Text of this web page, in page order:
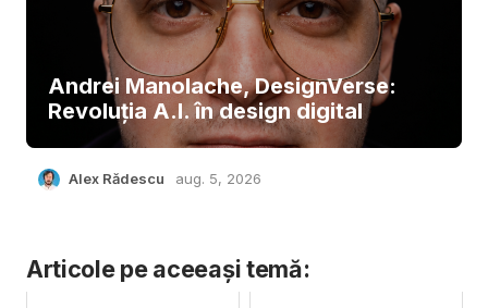
Andrei Manolache, DesignVerse:
Revoluția A.I. în design digital
Alex Rădescu aug. 5, 2026
Articole pe aceeași temă: